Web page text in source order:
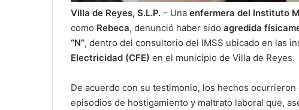
Villa de Reyes, S.L.P. – Una enfermera del Instituto
como Rebeca, denunció haber sido agredida
“N”, dentro del consultorio del IMSS ubicado en las
Electricidad (CFE) en el municipio de Villa de Reyes.
De acuerdo con su testimonio, los hechos ocurrieron
episodios de hostigamiento y maltrato laboral que,